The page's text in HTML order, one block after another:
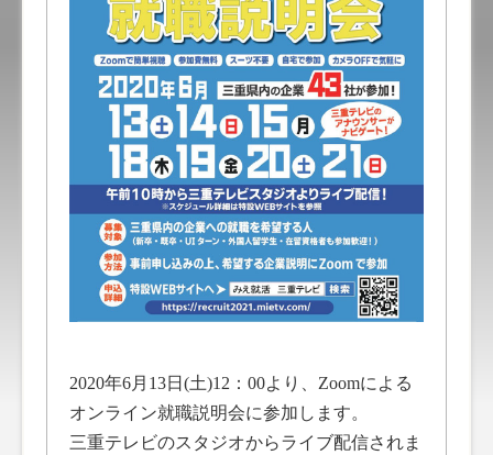
2020年6月13日(土)12：00より、Zoomによる
オンライン就職説明会に参加します。
三重テレビのスタジオからライブ配信されま